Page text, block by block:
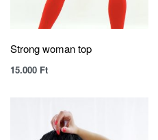
Strong woman top
15.000 Ft